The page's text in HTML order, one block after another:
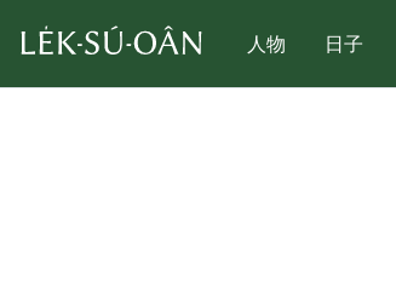
人物 日子